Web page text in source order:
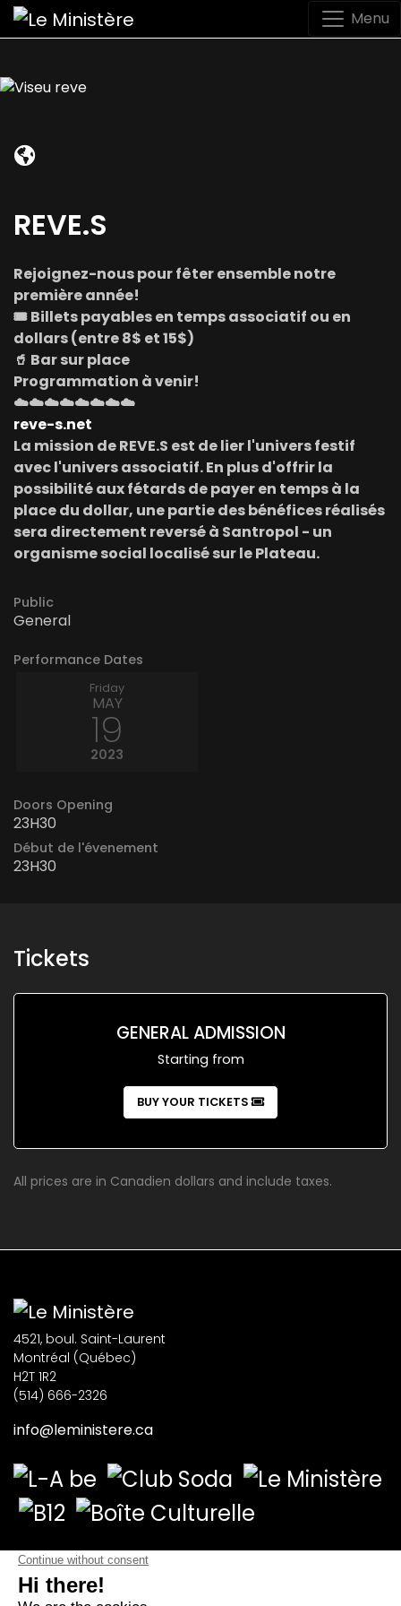
Menu
REVE.S
Rejoignez-nous pour fêter ensemble notre
première année!
🎟Billets payables en temps associatif ou en
dollars (entre 8$ et 15$)
🥤 Bar sur place
Programmation à venir!
☁️☁️☁️☁️☁️☁️☁️☁️
reve-s.net
La mission de REVE.S est de lier l'univers festif
avec l'univers associatif. En plus d'offrir la
possibilité aux fétards de payer en temps à la
place du dollar, une partie des bénéfices réalisés
sera directement reversé à Santropol - un
organisme social localisé sur le Plateau.
Public
General
Performance Dates
Friday
MAY
19
2023
Doors Opening
23H30
Début de l'évenement
23H30
Tickets
GENERAL ADMISSION
Starting from
BUY YOUR TICKETS
All prices are in Canadien dollars and include taxes.
4521, boul. Saint-Laurent
Montréal (Québec)
H2T 1R2
(514) 666-2326
info@leministere.ca